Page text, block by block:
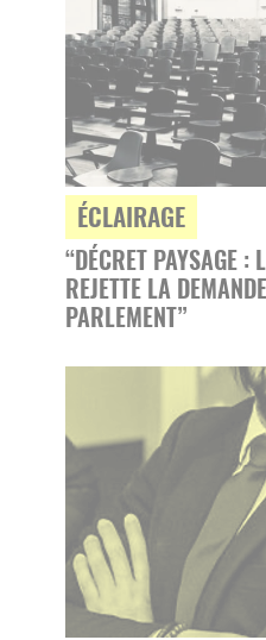
ÉCLAIRAGE
“DÉCRET PAYSAGE :
REJETTE LA
PARLEMENT”